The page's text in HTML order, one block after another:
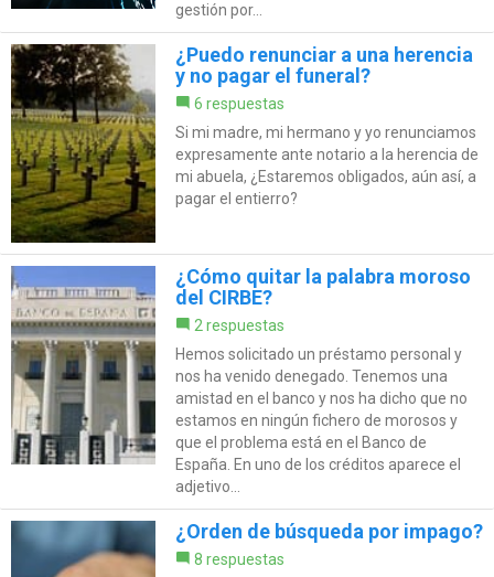
gestión por...
¿Puedo renunciar a una herencia
y no pagar el funeral?
6 respuestas
Si mi madre, mi hermano y yo renunciamos
expresamente ante notario a la herencia de
mi abuela, ¿Estaremos obligados, aún así, a
pagar el entierro?
¿Cómo quitar la palabra moroso
del CIRBE?
2 respuestas
Hemos solicitado un préstamo personal y
nos ha venido denegado. Tenemos una
amistad en el banco y nos ha dicho que no
estamos en ningún fichero de morosos y
que el problema está en el Banco de
España. En uno de los créditos aparece el
adjetivo...
¿Orden de búsqueda por impago?
8 respuestas